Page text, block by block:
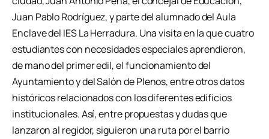
Juan Pablo Rodríguez, y parte del alumnado del Aula
Enclave del IES La Herradura. Una visita en la que cuatro
estudiantes con necesidades especiales aprendieron,
de mano del primer edil, el funcionamiento del
Ayuntamiento y del Salón de Plenos, entre otros datos
históricos relacionados con los diferentes edificios
institucionales. Así, entre propuestas y dudas que
lanzaron al regidor, siguieron una ruta por el barrio